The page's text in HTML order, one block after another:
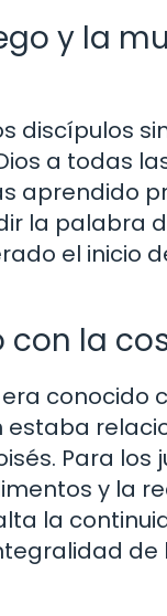
y la
discípulos
a todas
aprendido
la palabra
el inicio
con la
conocido
estaba
Para los
y la
la